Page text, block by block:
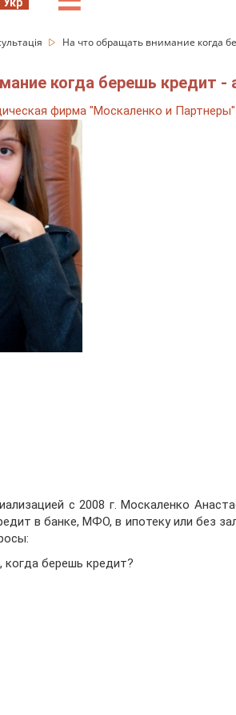
На что обращать внимание когда
когда берешь кредит -
фирма "Москаленко и Партнеры"
с 2008 г. Москаленко
в банке, МФО, в ипотеку или без
берешь кредит?